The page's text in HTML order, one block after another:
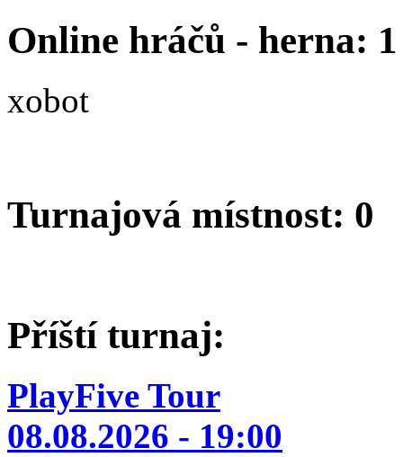
Online hráčů - herna: 1
xobot
Turnajová místnost: 0
Příští turnaj:
PlayFive Tour
08.08.2026 - 19:00